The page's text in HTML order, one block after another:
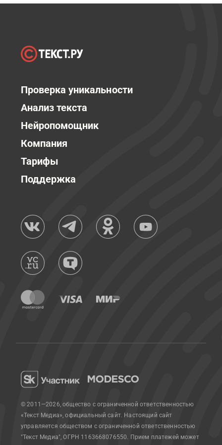
Проверка уникальности
Анализ текста
Нейропомощник
Компания
Тарифы
Поддержка
© 2011—2026, общество с ограниченной ответственностью
«Текст Медиа», официальный сайт. Настоящий сайт
управляется обществом с ограниченной ответственностью
"Текст Медиа", ОГРН 1163668076550. Прием платежей может